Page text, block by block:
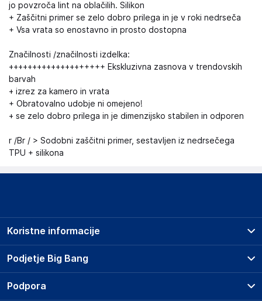
jo povzroča lint na oblačilih. Silikon
+ Zaščitni primer se zelo dobro prilega in je v roki nedrseča
+ Vsa vrata so enostavno in prosto dostopna
Značilnosti /značilnosti izdelka:
++++++++++++++++++++ Ekskluzivna zasnova v trendovskih
barvah
+ izrez za kamero in vrata
+ Obratovalno udobje ni omejeno!
+ se zelo dobro prilega in je dimenzijsko stabilen in odporen
r /Br / > Sodobni zaščitni primer, sestavljen iz nedrsečega
TPU + silikona
Podjetje Big Bang
O podjetju
Koristne informacije
Prodajna mesta
Storitve
Podpora